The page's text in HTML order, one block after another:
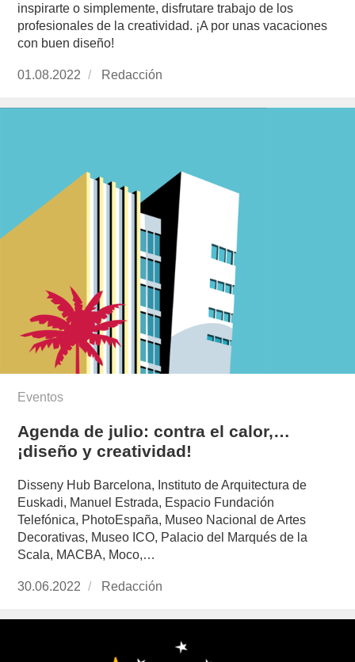
inspirarte o simplemente, disfrutare trabajo de los
profesionales de la creatividad. ¡A por unas vacaciones
con buen diseño!
Publicado
01.08.2022 https://www.experimenta.es/author/redaccion/
Redacción
Eventos
Agenda de julio: contra el calor,…
¡diseño y creatividad!
Disseny Hub Barcelona, Instituto de Arquitectura de
Euskadi, Manuel Estrada, Espacio Fundación
Telefónica, PhotoEspaña, Museo Nacional de Artes
Decorativas, Museo ICO, Palacio del Marqués de la
Scala, MACBA, Moco,…
Publicado
30.06.2022 https://www.experimenta.es/author/redaccion/
Redacción